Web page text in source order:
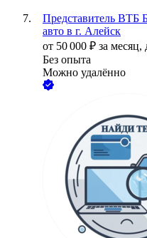
Представитель ВТБ
авто в г. Алейск
от 50 000 ₽ за месяц,
Без опыта
Можно удалённо